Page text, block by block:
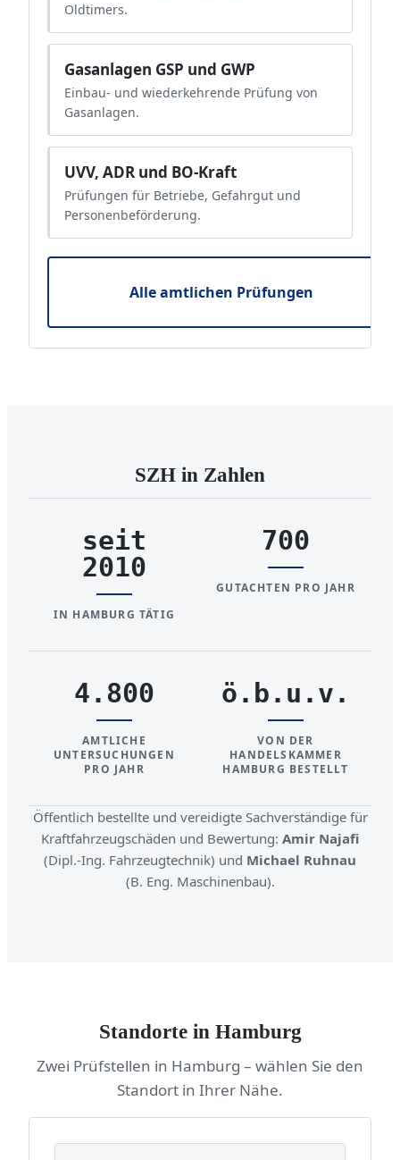
Oldtimers.
Gasanlagen GSP und GWP
Einbau- und wiederkehrende Prüfung von
Gasanlagen.
UVV, ADR und BO-Kraft
Prüfungen für Betriebe, Gefahrgut und
Personenbeförderung.
Alle amtlichen Prüfungen
SZH in Zahlen
seit
2010
IN HAMBURG TÄTIG
700
GUTACHTEN PRO JAHR
4.800
AMTLICHE
UNTERSUCHUNGEN
PRO JAHR
ö.b.u.v.
VON DER
HANDELSKAMMER
HAMBURG BESTELLT
Öffentlich bestellte und vereidigte Sachverständige für
Kraftfahrzeugschäden und Bewertung: Amir Najafi
(Dipl.-Ing. Fahrzeugtechnik) und Michael Ruhnau
(B. Eng. Maschinenbau).
Standorte in Hamburg
Zwei Prüfstellen in Hamburg – wählen Sie den
Standort in Ihrer Nähe.